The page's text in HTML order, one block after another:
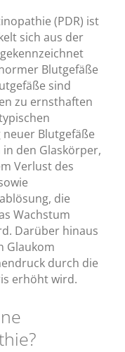
(PDR) ist
sich aus der
Blutgefäße
sind
zu ernsthaften
Blutgefäße
den Glaskörper,
Verlust des
die
Wachstum
Darüber hinaus
Glaukom
durch die
erhöht wird.